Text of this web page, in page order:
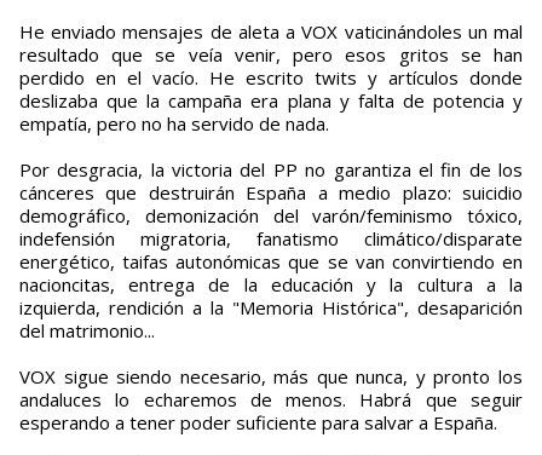
He enviado mensajes de aleta a VOX vaticinándoles un mal
resultado que se veía venir, pero esos gritos se han
perdido en el vacío. He escrito twits y artículos donde
deslizaba que la campaña era plana y falta de potencia y
empatía, pero no ha servido de nada.
Por desgracia, la victoria del PP no garantiza el fin de los
cánceres que destruirán España a medio plazo: suicidio
demográfico, demonización del varón/feminismo tóxico,
indefensión migratoria, fanatismo climático/disparate
energético, taifas autonómicas que se van convirtiendo en
nacioncitas, entrega de la educación y la cultura a la
izquierda, rendición a la "Memoria Histórica", desaparición
del matrimonio...
VOX sigue siendo necesario, más que nunca, y pronto los
andaluces lo echaremos de menos. Habrá que seguir
esperando a tener poder suficiente para salvar a España.